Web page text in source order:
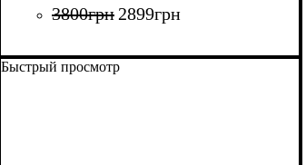
3800грн 2899грн
Быстрый просмотр